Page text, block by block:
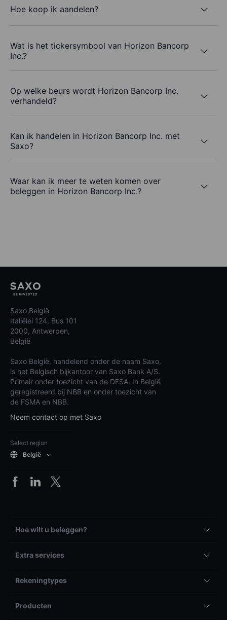
Hoe koop ik aandelen?
Wat is het tickersymbool van Horizon Bancorp
Inc.?
Op welke beurs wordt Horizon Bancorp Inc.
verhandeld?
Kan ik handelen in Horizon Bancorp Inc. met
Saxo?
Waar kan ik meer te weten komen over
beleggen in Horizon Bancorp Inc.?
Saxo België
Italiëlei 124, Bus 101
2000, Antwerpen,
België
Saxo België, handelend onder de naam Saxo,
is het Belgisch bijkantoor van Saxo Bank A/S.
Primair onder toezicht van de DFSA. In België
geregistreerd bij NBB en onder toezicht van
de FSMA en NBB.
Neem contact op met Saxo
Select region
België
Hoe wilt u beleggen?
Extra services
Rekeningtypes
Producten